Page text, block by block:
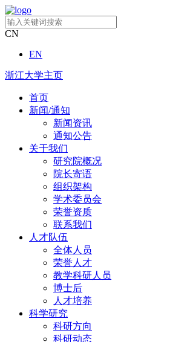
CN
EN
浙江大学主页
首页
新闻/通知
新闻资讯
通知公告
关于我们
研究院概况
院长寄语
组织架构
学术委员会
荣誉资质
联系我们
人才队伍
全体人员
荣誉人才
教学科研人员
博士后
人才培养
科学研究
科研方向
科研动态